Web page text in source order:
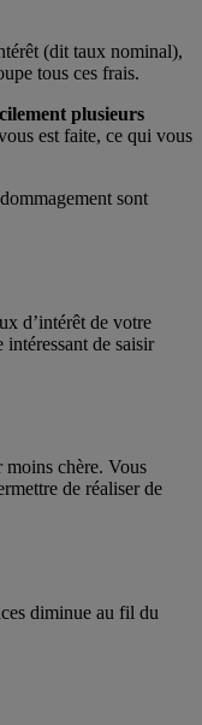
(dit taux nominal),
tous ces frais.
plusieurs
est faite, ce qui vous
sont
d’intérêt de votre
de saisir
moins chère. Vous
de réaliser de
diminue au fil du